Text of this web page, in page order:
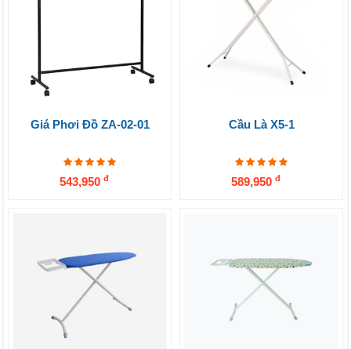
Giá Phơi Đồ ZA-02-01
543,950 đ
Cầu Là X5-1
589,950 đ